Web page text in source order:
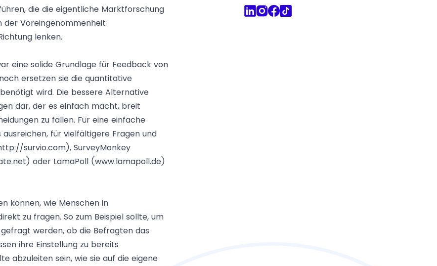
die die eigentliche Marktforschung
der Voreingenommenheit
lenken.
eine solide Grundlage für Feedback von
ersetzen sie die quantitative
wird. Die bessere Alternative
dar, der es einfach macht, breit
zu fällen. Für eine einfache
für vielfältigere Fragen und
survio.com), SurveyMonkey
) oder LamaPoll (www.lamapoll.de)
können, wie Menschen in
zu fragen. So zum Beispiel sollte, um
werden, ob die Befragten das
ihre Einstellung zu bereits
abzuleiten sein, wie sie auf die eigene